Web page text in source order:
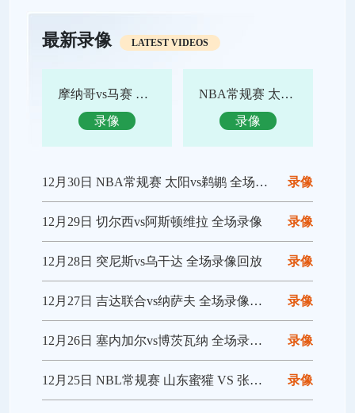
最新录像 LATEST VIDEOS
摩纳哥vs马赛 全场录像回放
录像
NBA常规赛 太阳vs鹈鹕 全场集锦
录像
录像
12月30日 NBA常规赛 太阳vs鹈鹕 全场录像回放
录像
12月29日 切尔西vs阿斯顿维拉 全场录像
录像
12月28日 突尼斯vs乌干达 全场录像回放
录像
12月27日 吉达联合vs纳萨夫 全场录像回放
录像
12月26日 塞内加尔vs博茨瓦纳 全场录像回放
录像
12月25日 NBL常规赛 山东蜜獾 VS 张家口体文旅 全场录像